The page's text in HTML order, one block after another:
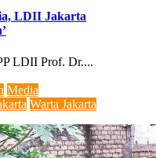
LDII Jakarta
LDII Prof. Dr....
Media
Warta Jakarta